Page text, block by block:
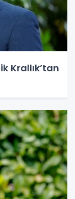
Krallık’tan